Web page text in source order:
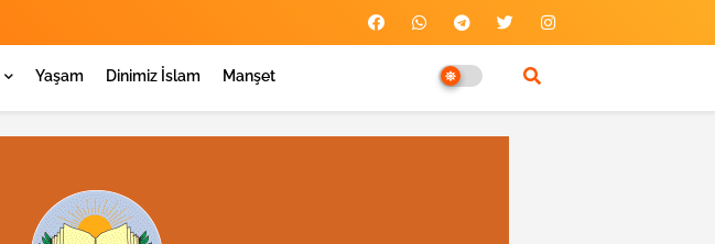
Yaşam Dinimiz İslam Manşet